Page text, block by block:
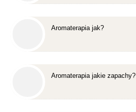
Aromaterapia jak?
Aromaterapia jakie zapachy?